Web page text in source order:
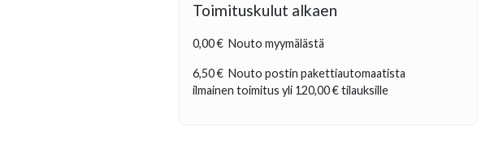
Toimituskulut alkaen
0,00 € Nouto myymälästä
6,50 € Nouto postin pakettiautomaatista
ilmainen toimitus yli 120,00 €tilauksille